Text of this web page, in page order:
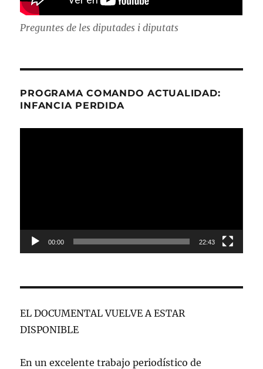
Preguntes de les diputades i diputats
PROGRAMA COMANDO ACTUALIDAD:
INFANCIA PERDIDA
00:00 22:43
EL DOCUMENTAL VUELVE A ESTAR
DISPONIBLE
En un excelente trabajo periodístico de